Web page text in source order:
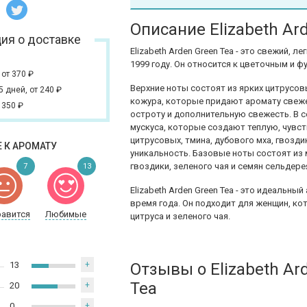
о доставке
от 370 ₽
дней, от 240 ₽
350 ₽
АРОМАТУ
Любимые
7 13
13 +
20 +
Описание Elizabeth
Elizabeth Arden Green Tea - это свежий,
1999 году. Он относится к цветочным и
Верхние ноты состоят из ярких
кожура, которые придают аромату
остроту и дополнительную свежесть.
мускуса, которые создают теплую,
цитрусовых, тмина, дубового мха,
уникальность. Базовые ноты состоят
гвоздики, зеленого чая и семян
Elizabeth Arden Green Tea - это
время года. Он подходит для женщин,
цитруса и зеленого чая.
Отзывы о Elizabeth
Tea